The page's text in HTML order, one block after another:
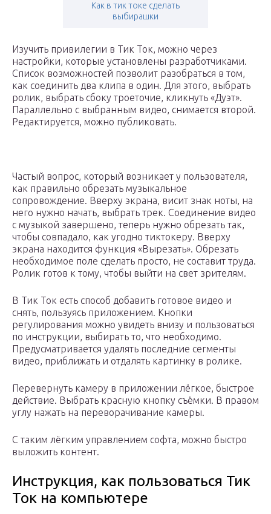
Как в тик токе сделать
выбирашки
Изучить привилегии в Тик Ток, можно через
настройки, которые установлены разработчиками.
Список возможностей позволит разобраться в том,
как соединить два клипа в один. Для этого, выбрать
ролик, выбрать сбоку троеточие, кликнуть «Дуэт».
Параллельно с выбранным видео, снимается второй.
Редактируется, можно публиковать.
Частый вопрос, который возникает у пользователя,
как правильно обрезать музыкальное
сопровождение. Вверху экрана, висит знак ноты, на
него нужно начать, выбрать трек. Соединение видео
с музыкой завершено, теперь нужно обрезать так,
чтобы совпадало, как угодно тиктокеру. Вверху
экрана находится функция «Вырезать». Обрезать
необходимое поле сделать просто, не составит труда.
Ролик готов к тому, чтобы выйти на свет зрителям.
В Тик Ток есть способ добавить готовое видео и
снять, пользуясь приложением. Кнопки
регулирования можно увидеть внизу и пользоваться
по инструкции, выбирать то, что необходимо.
Предусматривается удалять последние сегменты
видео, приближать и отдалять картинку в ролике.
Перевернуть камеру в приложении лёгкое, быстрое
действие. Выбрать красную кнопку съёмки. В правом
углу нажать на переворачивание камеры.
С таким лёгким управлением софта, можно быстро
выложить контент.
Инструкция, как пользоваться Тик
Ток на компьютере